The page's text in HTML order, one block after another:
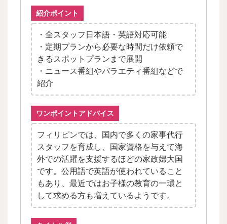
紹介ポイント
・全スタッフ日本語・英語対応可能
・定期プランから必要な時間だけ依頼で
きるスポットプランまで展開
・ニュース番組やバラエティ番組などで
紹介
ワンポイントアドバイス
フィリピンでは、国内で多くの家事代行
スタッフを育成し、国家資格を与えて海
外での活躍を支援するほどの家政婦大国
です。公用語で英語が使われていること
もあり、最近ではお子様の教育の一環と
して求める方も増えているようです。